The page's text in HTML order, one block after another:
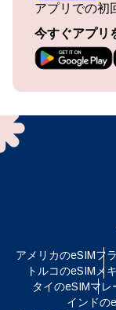
アプリでの初
今すぐアプリ
アメリカのeSIMフ
トルコのeSIM メ
タイのeSIMマレ
インドの